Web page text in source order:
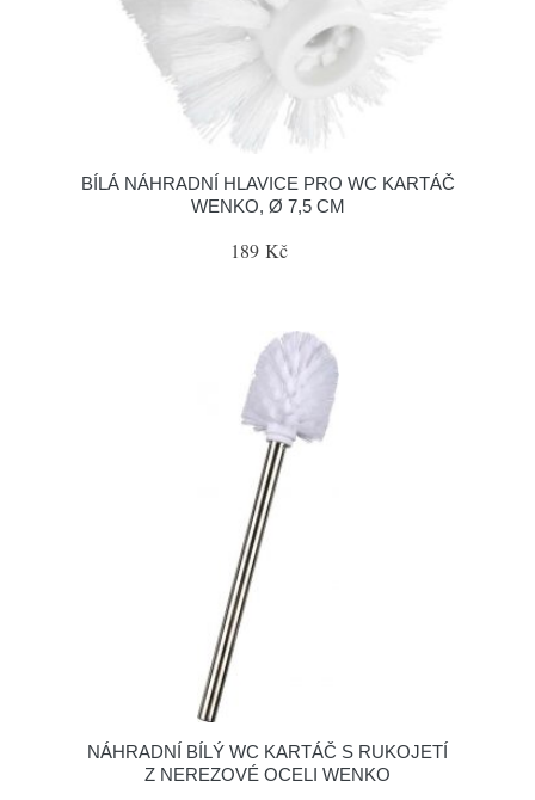
BÍLÁ NÁHRADNÍ HLAVICE PRO WC KARTÁČ
WENKO, Ø 7,5 CM
189 Kč
NÁHRADNÍ BÍLÝ WC KARTÁČ S RUKOJETÍ
Z NEREZOVÉ OCELI WENKO